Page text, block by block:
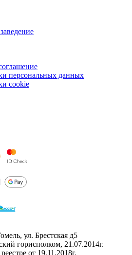
персональных данных
cookie
ул. Брестская д5
горисполком, 21.07.2014г.
от 19.11.2018г.